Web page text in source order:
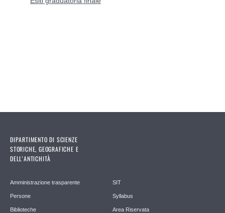
DIPARTIMENTO DI SCIENZE
STORICHE, GEOGRAFICHE E
DELL’ANTICHITÀ
Amministrazione trasparente
Persone
Biblioteche
SIT
Syllabus
Area Riservata